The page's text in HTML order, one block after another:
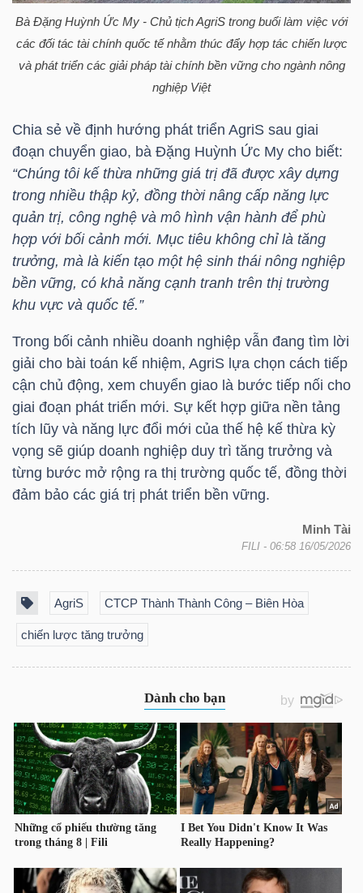
Bà Đặng Huỳnh Ức My - Chủ tịch AgriS trong buổi làm việc với
các đối tác tài chính quốc tế nhằm thúc đẩy hợp tác chiến lược
và phát triển các giải pháp tài chính bền vững cho ngành nông
nghiệp Việt
Chia sẻ về định hướng phát triển AgriS sau giai
đoạn chuyển giao, bà Đặng Huỳnh Ức My cho biết:
“Chúng tôi kế thừa những giá trị đã được xây dựng
trong nhiều thập kỷ, đồng thời nâng cấp năng lực
quản trị, công nghệ và mô hình vận hành để phù
hợp với bối cảnh mới. Mục tiêu không chỉ là tăng
trưởng, mà là kiến tạo một hệ sinh thái nông nghiệp
bền vững, có khả năng cạnh tranh trên thị trường
khu vực và quốc tế.”
Trong bối cảnh nhiều doanh nghiệp vẫn đang tìm lời
giải cho bài toán kế nhiệm, AgriS lựa chọn cách tiếp
cận chủ động, xem chuyển giao là bước tiếp nối cho
giai đoạn phát triển mới. Sự kết hợp giữa nền tảng
tích lũy và năng lực đổi mới của thế hệ kế thừa kỳ
vọng sẽ giúp doanh nghiệp duy trì tăng trưởng và
từng bước mở rộng ra thị trường quốc tế, đồng thời
đảm bảo các giá trị phát triển bền vững.
Minh Tài
FILI - 06:58 16/05/2026
AgriS CTCP Thành Thành Công – Biên Hòa
chiến lược tăng trưởng
SẢN
Mã
chứng
khoán
(-)
Tất cả Cổ phiếu Chỉ số Chứng chỉ quỹ Chứng
đạo
(-)
Tất cả Người nội bộ Người liên quan Cổ đông lớn
Tin
tức
(-)
viết
của
giả
cáo
phân
tích
(-)
ngữ